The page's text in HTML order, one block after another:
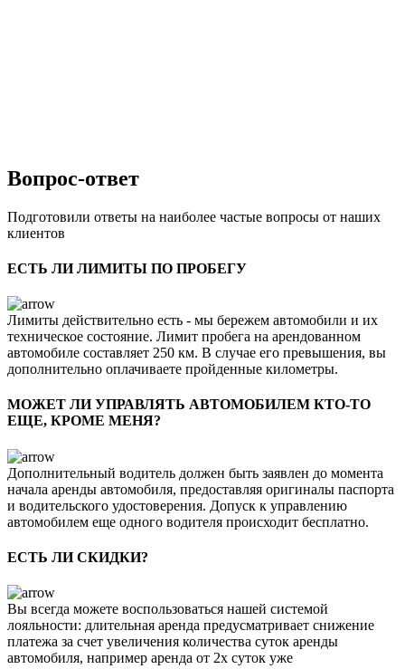
Вопрос-ответ
Подготовили ответы на наиболее частые вопросы от наших
клиентов
ЕСТЬ ЛИ ЛИМИТЫ ПО ПРОБЕГУ
Лимиты действительно есть - мы бережем автомобили и их
техническое состояние. Лимит пробега на арендованном
автомобиле составляет 250 км. В случае его превышения, вы
дополнительно оплачиваете пройденные километры.
МОЖЕТ ЛИ УПРАВЛЯТЬ АВТОМОБИЛЕМ КТО-ТО
ЕЩЕ, КРОМЕ МЕНЯ?
Дополнительный водитель должен быть заявлен до момента
начала аренды автомобиля, предоставляя оригиналы паспорта
и водительского удостоверения. Допуск к управлению
автомобилем еще одного водителя происходит бесплатно.
ЕСТЬ ЛИ СКИДКИ?
Вы всегда можете воспользоваться нашей системой
лояльности: длительная аренда предусматривает снижение
платежа за счет увеличения количества суток аренды
автомобиля, например аренда от 2х суток уже